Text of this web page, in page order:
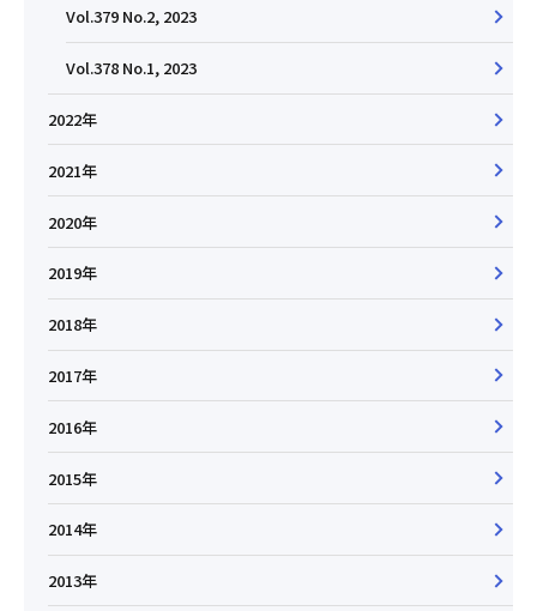
Vol.379 No.2, 2023
Vol.378 No.1, 2023
2022年
2021年
2020年
2019年
2018年
2017年
2016年
2015年
2014年
2013年